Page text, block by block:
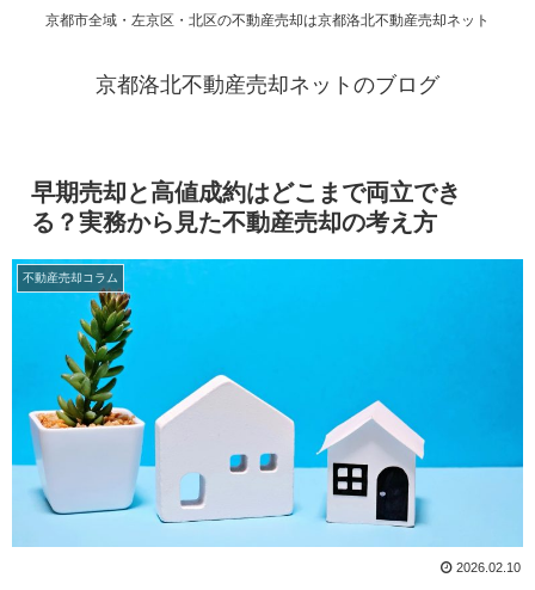
京都市全域・左京区・北区の不動産売却は京都洛北不動産売却ネット
京都洛北不動産売却ネットのブログ
早期売却と高値成約はどこまで両立でき
る？実務から見た不動産売却の考え方
不動産売却コラム
2026.02.10